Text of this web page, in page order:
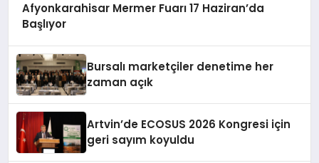
Afyonkarahisar Mermer Fuarı 17 Haziran’da
Başlıyor
Bursalı marketçiler denetime her
zaman açık
Artvin’de ECOSUS 2026 Kongresi için
geri sayım koyuldu